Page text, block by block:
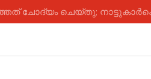
ചോദ്യം ചെയ്തു;